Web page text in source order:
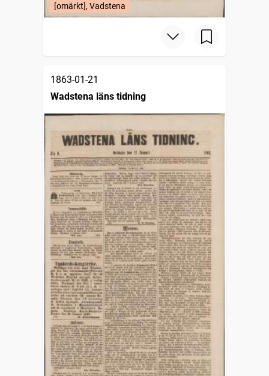
[omärkt], Vadstena
1863-01-21
Wadstena läns tidning